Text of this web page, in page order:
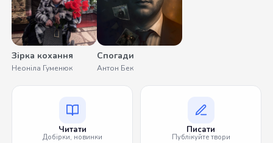
Зірка кохання
Неоніла Гуменюк
Спогади
Антон Бек
Читати
Добірки, новинки
Писати
Публікуйте твори